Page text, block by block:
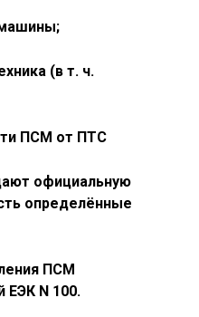
(в т. ч.
ПСМ от ПТС
официальную
определённые
ПСМ
ЕЭК N 100.